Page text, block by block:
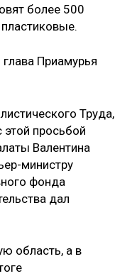
более 500
Приамурья
Труда,
этой просьбой
Валентина
министру
фонда
дал
область, а в